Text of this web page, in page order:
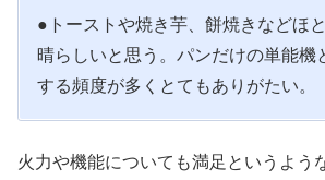
●トーストや焼き芋、餅焼きなどほ
晴らしいと思う。パンだけの単能機
する頻度が多くとてもありがたい。
火力や機能についても満足というよう